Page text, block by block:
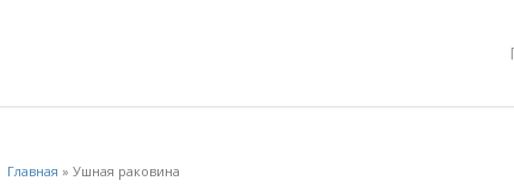
Главная » Ушная раковина